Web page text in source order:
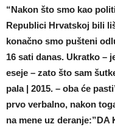
“Nakon što smo kao
Republici Hrvatskoj bili
konačno smo pušteni
16 sati danas. Ukratko –
eseje – zato što sam
pala | 2015. – oba će
prvo verbalno, nakon
na mene uz deranje:”DA